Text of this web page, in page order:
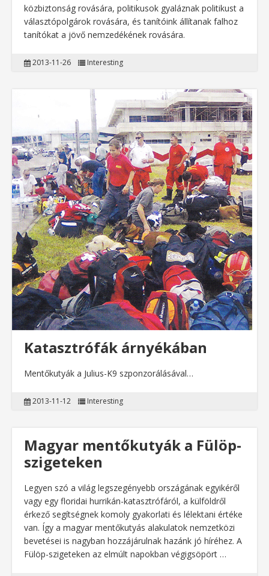
közbiztonság rovására, politikusok gyaláznak politikust a
választópolgárok rovására, és tanítóink állítanak falhoz
tanítókat a jövő nemzedékének rovására.
2013-11-26 Interesting
Katasztrófák árnyékában
Mentőkutyák a Julius-K9 szponzorálásával…
2013-11-12 Interesting
Magyar mentőkutyák a Fülöp-
szigeteken
Legyen szó a világ legszegényebb országának egyikéről
vagy egy floridai hurrikán-katasztrófáról, a külföldről
érkező segítségnek komoly gyakorlati és lélektani értéke
van. Így a magyar mentőkutyás alakulatok nemzetközi
bevetései is nagyban hozzájárulnak hazánk jó híréhez. A
Fülöp-szigeteken az elmúlt napokban végigsöpört …